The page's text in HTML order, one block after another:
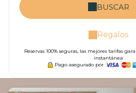
BUSCAR
Regalos
Reservas 100% seguras, las mejores tarifas
instantánea
Pago asegurado por